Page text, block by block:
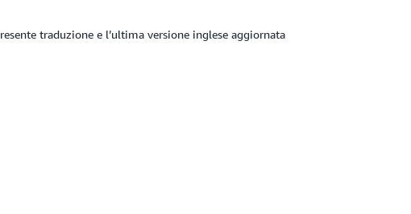
traduzione e l’ultima versione inglese aggiornata